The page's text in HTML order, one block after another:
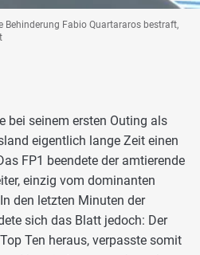
Behinderung Fabio Quartararos bestraft,
bei seinem ersten Outing als
eigentlich lange Zeit einen
FP1 beendete der amtierende
einzig vom dominanten
den letzten Minuten der
sich das Blatt jedoch: Der
Ten heraus, verpasste somit